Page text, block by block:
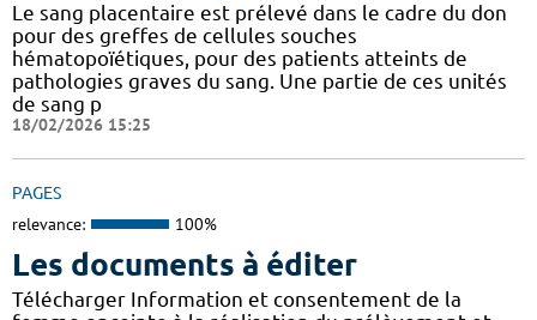
Le sang placentaire est prélevé dans le cadre du don
pour des greffes de cellules souches
hématopoïétiques, pour des patients atteints de
pathologies graves du sang. Une partie de ces unités
de sang p
18/02/2026 15:25
PAGES
relevance: 100%
Les documents à éditer
Télécharger Information et consentement de la